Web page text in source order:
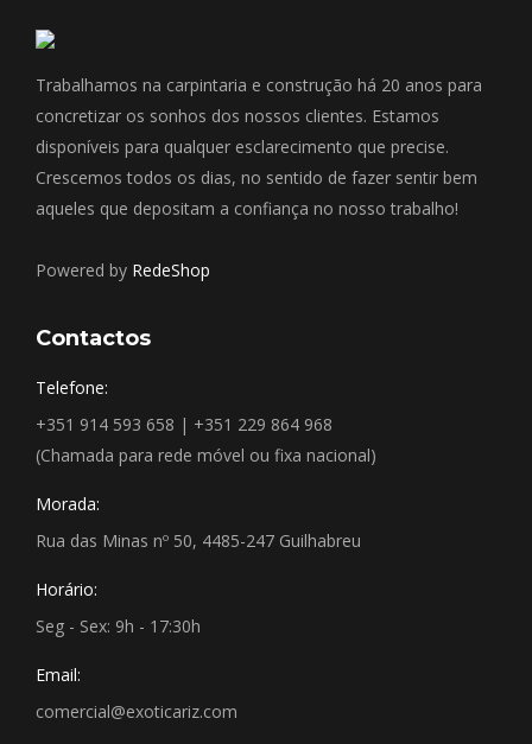
Trabalhamos na carpintaria e construção há 20 anos para
concretizar os sonhos dos nossos clientes. Estamos
disponíveis para qualquer esclarecimento que precise.
Crescemos todos os dias, no sentido de fazer sentir bem
aqueles que depositam a confiança no nosso trabalho!
Powered by RedeShop
Contactos
Telefone:
+351 914 593 658 | +351 229 864 968
(Chamada para rede móvel ou fixa nacional)
Morada:
Rua das Minas nº 50, 4485-247 Guilhabreu
Horário:
Seg - Sex: 9h - 17:30h
Email:
comercial@exoticariz.com